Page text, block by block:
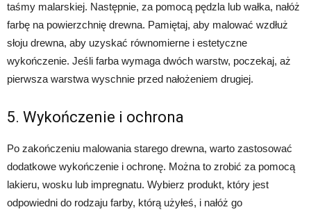
taśmy malarskiej. Następnie, za pomocą pędzla lub wałka, nałóż
farbę na powierzchnię drewna. Pamiętaj, aby malować wzdłuż
słoju drewna, aby uzyskać równomierne i estetyczne
wykończenie. Jeśli farba wymaga dwóch warstw, poczekaj, aż
pierwsza warstwa wyschnie przed nałożeniem drugiej.
5. Wykończenie i ochrona
Po zakończeniu malowania starego drewna, warto zastosować
dodatkowe wykończenie i ochronę. Można to zrobić za pomocą
lakieru, wosku lub impregnatu. Wybierz produkt, który jest
odpowiedni do rodzaju farby, którą użyłeś, i nałóż go